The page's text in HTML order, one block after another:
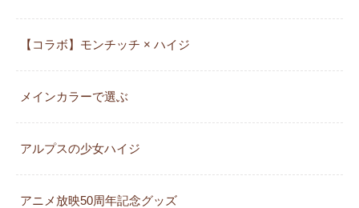
【コラボ】モンチッチ × ハイジ
メインカラーで選ぶ
アルプスの少女ハイジ
アニメ放映50周年記念グッズ